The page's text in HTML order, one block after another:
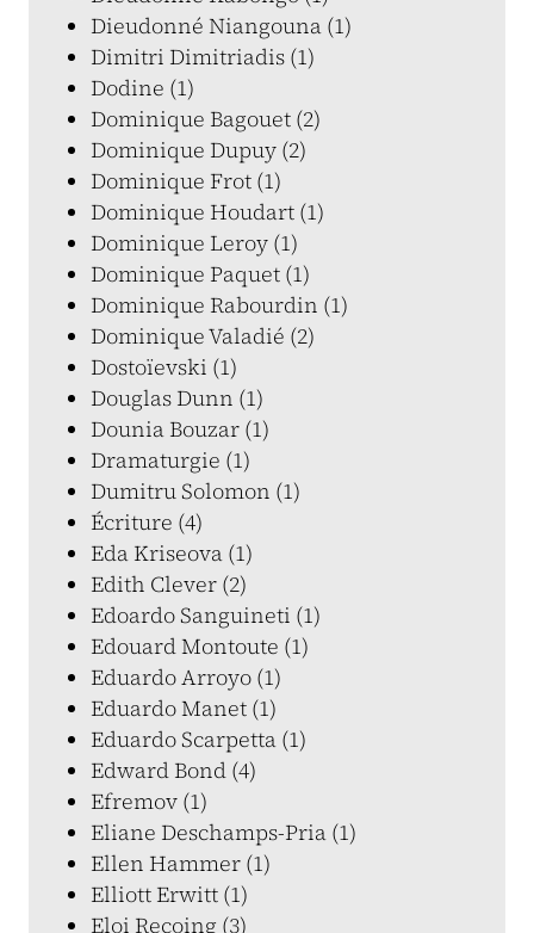
Dieudonné Niangouna (1)
Dimitri Dimitriadis (1)
Dodine (1)
Dominique Bagouet (2)
Dominique Dupuy (2)
Dominique Frot (1)
Dominique Houdart (1)
Dominique Leroy (1)
Dominique Paquet (1)
Dominique Rabourdin (1)
Dominique Valadié (2)
Dostoïevski (1)
Douglas Dunn (1)
Dounia Bouzar (1)
Dramaturgie (1)
Dumitru Solomon (1)
Écriture (4)
Eda Kriseova (1)
Edith Clever (2)
Edoardo Sanguineti (1)
Edouard Montoute (1)
Eduardo Arroyo (1)
Eduardo Manet (1)
Eduardo Scarpetta (1)
Edward Bond (4)
Efremov (1)
Eliane Deschamps-Pria (1)
Ellen Hammer (1)
Elliott Erwitt (1)
Eloi Recoing (3)